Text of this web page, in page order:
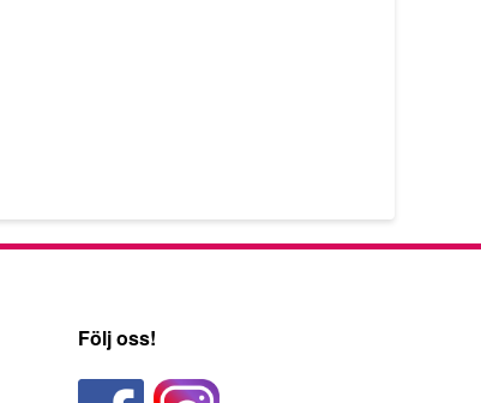
Följ oss!